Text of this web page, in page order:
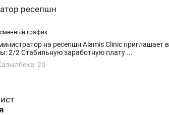
ресепшн
сменный график
в свою команду администратора на ресепшн. Мы предлагаем: 💰 Оклад — 250 000 ₸ 📅
График работы: 2/2 Стабильную заработную плату ...
20